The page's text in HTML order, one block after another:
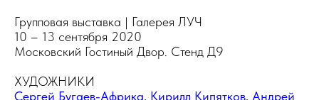
Групповая выставка | Галерея ЛУЧ
10 – 13 сентября 2020
Московский Гостиный Двор. Стенд Д9
ХУДОЖНИКИ
Сергей Бугаев-Африка, Кирилл Кипятков, Андрей